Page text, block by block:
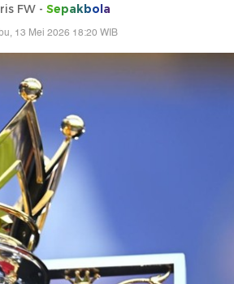
FW - Sepakbola
13 Mei 2026 18:20 WIB